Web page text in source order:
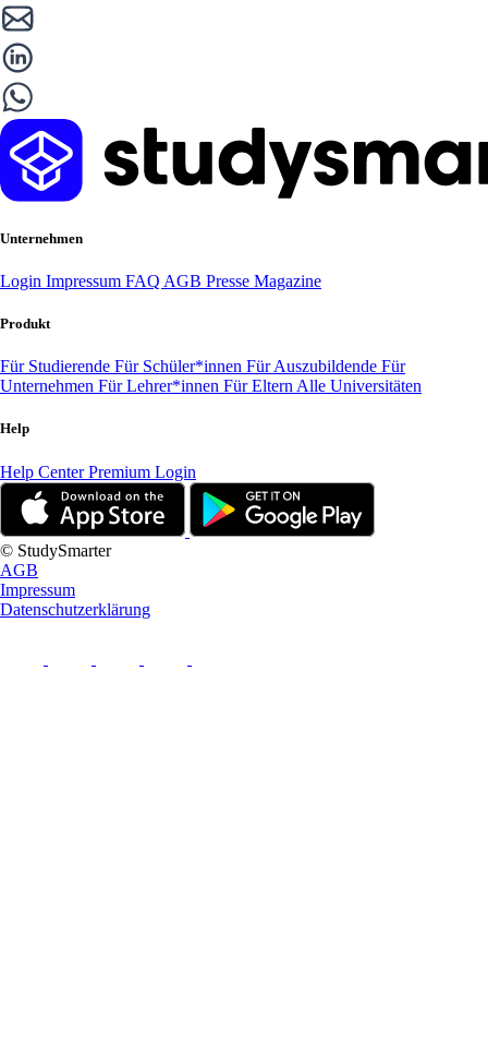
Unternehmen
Login Impressum FAQ AGB Presse Magazine
Produkt
Für Studierende Für Schüler*innen Für Auszubildende Für
Unternehmen Für Lehrer*innen Für Eltern Alle Universitäten
Help
Help CenterPremium Login
© StudySmarter
AGB
Impressum
Datenschutzerklärung